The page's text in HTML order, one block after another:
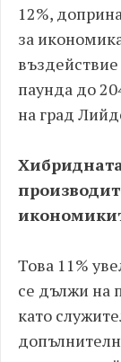
12%,
за
паунда до
на град
Това 11%
се дължи на
като